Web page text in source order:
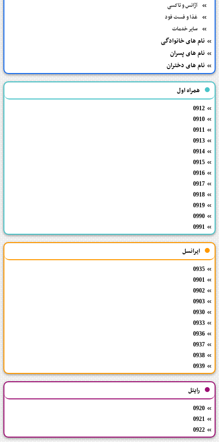
آژانس و تاکسی
غذا و فست فود
سایر خدمات
نام های خانوادگی
نام های پسران
نام های دختران
همراه اول
0912
0910
0911
0913
0914
0915
0916
0917
0918
0919
0990
0991
ایرانسل
0935
0901
0902
0903
0930
0933
0936
0937
0938
0939
رایتل
0920
0921
0922